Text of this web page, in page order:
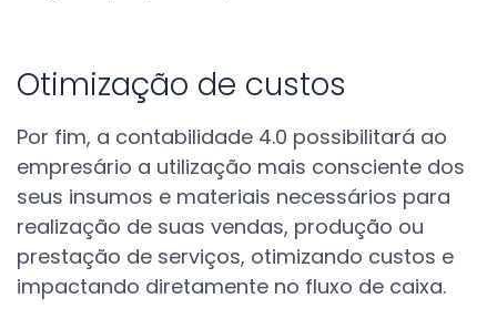
Otimização de custos
Por fim, a contabilidade 4.0 possibilitará ao
empresário a utilização mais consciente dos
seus insumos e materiais necessários para
realização de suas vendas, produção ou
prestação de serviços, otimizando custos e
impactando diretamente no fluxo de caixa.